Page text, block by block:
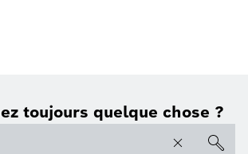
toujours quelque chose ?